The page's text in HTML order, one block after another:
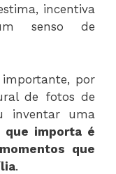
incentiva
senso de
por
de fotos de
inventar uma
que importa é
que
.